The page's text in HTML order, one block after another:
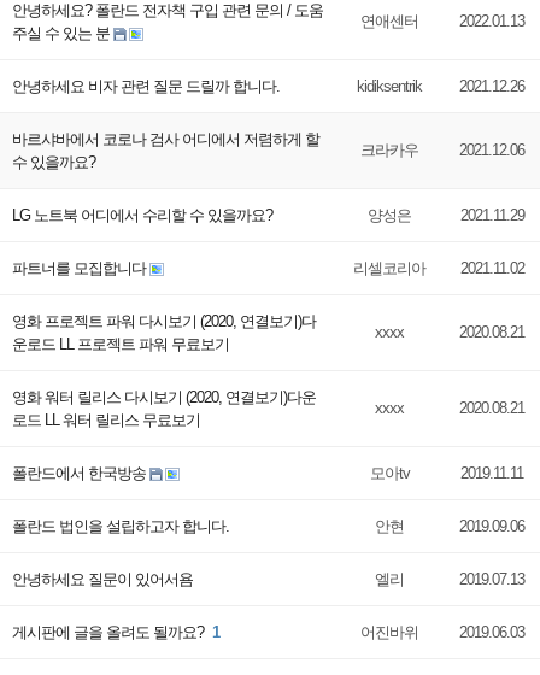
안녕하세요? 폴란드 전자책 구입 관련 문의 / 도움
주실 수 있는 분
연애센터 2022.01.13
안녕하세요 비자 관련 질문 드릴까 합니다. kidiksentrik 2021.12.26
바르샤바에서 코로나 검사 어디에서 저렴하게 할
수 있을까요?
크라카우 2021.12.06
LG 노트북 어디에서 수리할 수 있을까요? 양성은 2021.11.29
파트너를 모집합니다 리셀코리아 2021.11.02
영화 프로젝트 파워 다시보기 (2020, 연결보기)다
운로드 LL 프로젝트 파워 무료보기
xxxx 2020.08.21
영화 워터 릴리스 다시보기 (2020, 연결보기)다운
로드 LL 워터 릴리스 무료보기
xxxx 2020.08.21
폴란드에서 한국방송 모아tv 2019.11.11
폴란드 법인을 설립하고자 합니다. 안현 2019.09.06
안녕하세요 질문이 있어서욤 엘리 2019.07.13
게시판에 글을 올려도 될까요? 1 어진바위 2019.06.03